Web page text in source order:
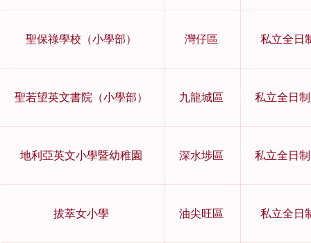
聖保祿學校（小學部） 灣仔區 私立全日
聖若望英文書院（小學部） 九龍城區 私立全日
地利亞英文小學暨幼稚園 深水埗區 私立全日
拔萃女小學 油尖旺區 私立全日